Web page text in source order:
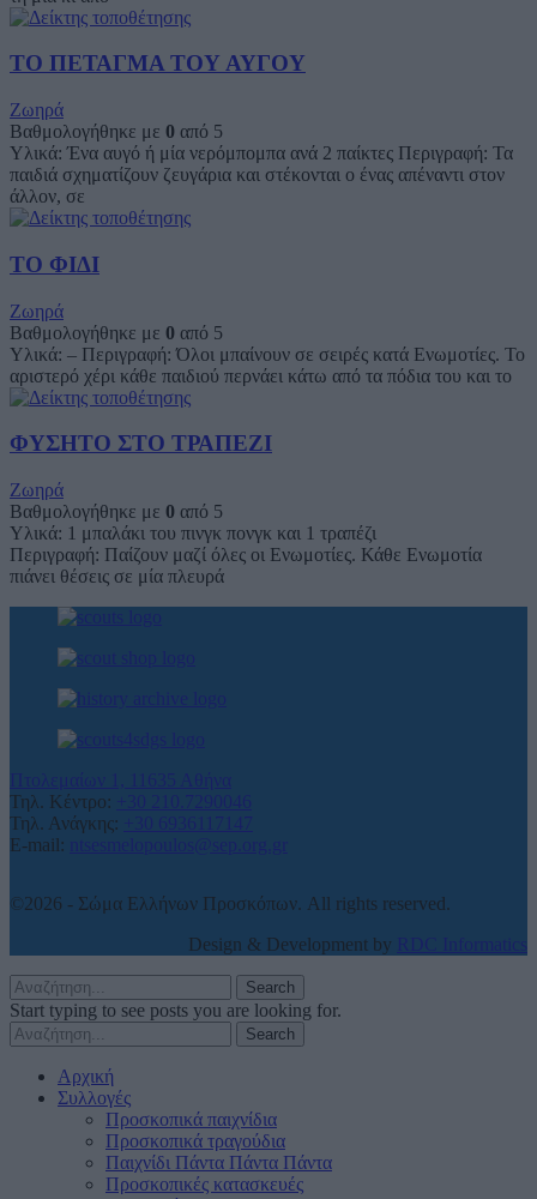
ΤΟ ΠΕΤΑΓΜΑ ΤΟΥ ΑΥΓΟΥ
Ζωηρά
Βαθμολογήθηκε με 0 από 5
Υλικά: Ένα αυγό ή μία νερόμπομπα ανά 2 παίκτες Περιγραφή: Τα
παιδιά σχηματίζουν ζευγάρια και στέκονται ο ένας απέναντι στον
άλλον, σε
ΤΟ ΦΙΔΙ
Ζωηρά
Βαθμολογήθηκε με 0 από 5
Υλικά: – Περιγραφή: Όλοι μπαίνουν σε σειρές κατά Ενωμοτίες. Το
αριστερό χέρι κάθε παιδιού περνάει κάτω από τα πόδια του και το
ΦΥΣΗΤΟ ΣΤΟ ΤΡΑΠΕΖΙ
Ζωηρά
Βαθμολογήθηκε με 0 από 5
Υλικά: 1 μπαλάκι του πινγκ πονγκ και 1 τραπέζι
Περιγραφή: Παίζουν μαζί όλες οι Ενωμοτίες. Κάθε Ενωμοτία
πιάνει θέσεις σε μία πλευρά
Πτολεμαίων 1, 11635 Αθήνα
Τηλ. Κέντρο:
+30 210.7290046
Τηλ. Ανάγκης:
+30 6936117147
E-mail:
ntsesmelopoulos@sep.org.gr
©2026 - Σώμα Ελλήνων Προσκόπων. All rights reserved.
Design & Development by RDC Informatics
Search
Start typing to see posts you are looking for.
Search
Αρχική
Συλλογές
Προσκοπικά παιχνίδια
Προσκοπικά τραγούδια
Παιχνίδι Πάντα Πάντα Πάντα
Προσκοπικές κατασκευές